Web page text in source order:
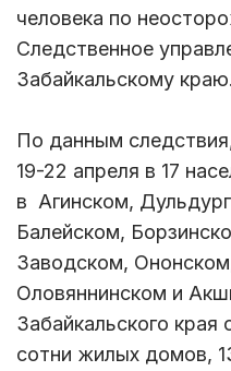
человека по
Следственное
Забайкальскому
По данным
19-22 апреля в 17
в Агинском,
Балейском,
Заводском,
Оловяннинском и
Забайкальского
сотни жилых домов,